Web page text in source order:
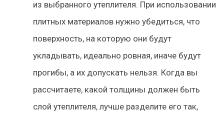
из выбранного утеплителя. При использовании
плитных материалов нужно убедиться, что
поверхность, на которую они будут
укладывать, идеально ровная, иначе будут
прогибы, а их допускать нельзя. Когда вы
рассчитаете, какой толщины должен быть
слой утеплителя, лучше разделите его так,